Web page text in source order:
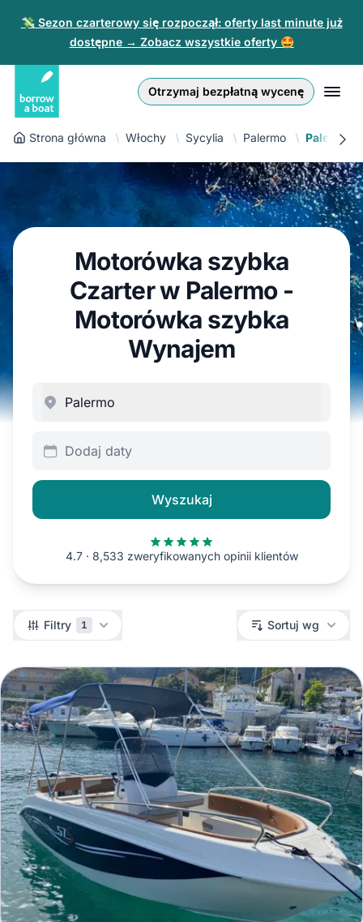
💸 Sezon czarterowy się rozpoczął: oferty last minute już
dostępne → Zobacz wszystkie oferty 🤩
Otrzymaj bezpłatną wycenę
Zaloguj się
Zarejestruj się
Dla partnerów
Pomoc
zł PLN
Euro
Złoty
English (UK)
Nederlands
Español
Français
Polski
Strona główna Włochy Sycylia Palermo Palermo
Motorówka szybka
Czarter w Palermo -
Motorówka szybka
Wynajem
Dodaj daty
Wyszukaj
4.7 · 8,533 zweryfikowanych opinii klientów
Filtry Filtry 1 Sortuj wg